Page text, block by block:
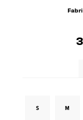
S M